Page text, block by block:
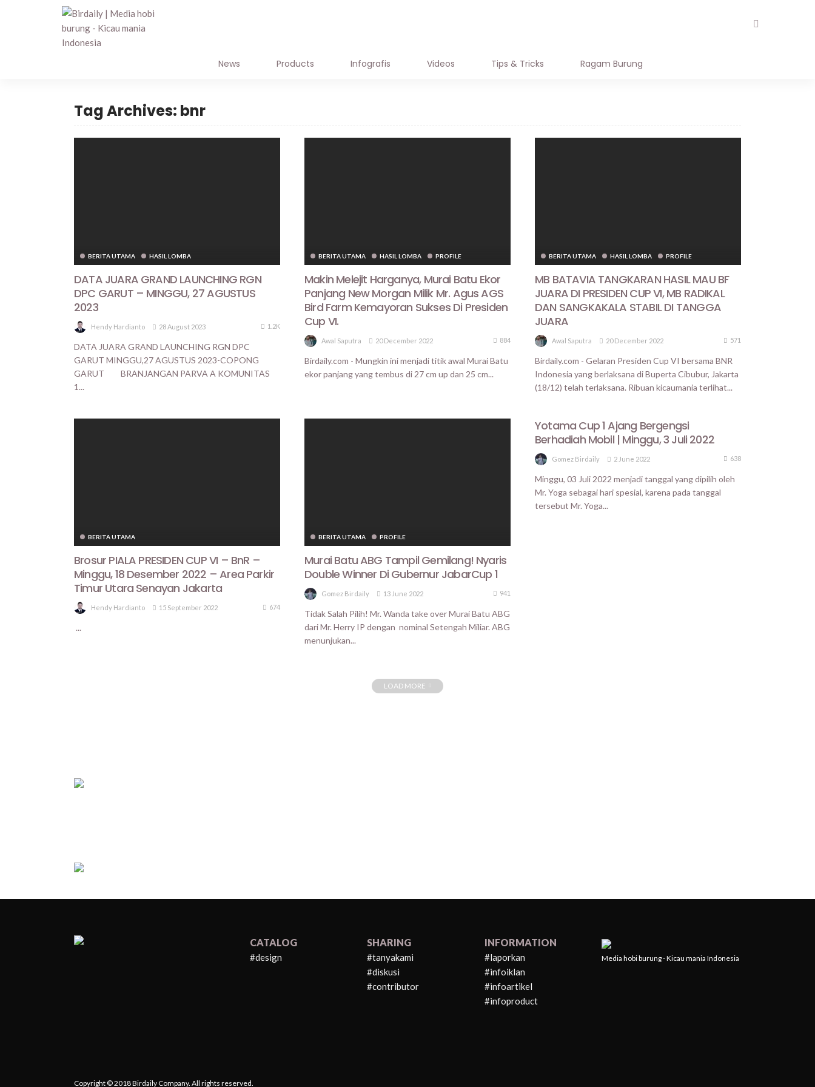
News Products Infografis Videos Tips & Tricks Ragam Burung
Tag Archives: bnr
BERITA UTAMA HASIL LOMBA
DATA JUARA GRAND LAUNCHING RGN
DPC GARUT – MINGGU, 27 AGUSTUS
2023
Hendy Hardianto 28 August 2023 1.2K
DATA JUARA GRAND LAUNCHING RGN DPC
GARUT MINGGU,27 AGUSTUS 2023-COPONG
GARUT BRANJANGAN PARVA A KOMUNITAS
1...
BERITA UTAMA HASIL LOMBA PROFILE
Makin Melejit Harganya, Murai Batu Ekor
Panjang New Morgan Milik Mr. Agus AGS
Bird Farm Kemayoran Sukses Di Presiden
Cup VI.
Awal Saputra 20 December 2022 884
Birdaily.com - Mungkin ini menjadi titik awal Murai Batu
ekor panjang yang tembus di 27 cm up dan 25 cm...
BERITA UTAMA HASIL LOMBA PROFILE
MB BATAVIA TANGKARAN HASIL MAU BF
JUARA DI PRESIDEN CUP VI, MB RADIKAL
DAN SANGKAKALA STABIL DI TANGGA
JUARA
Awal Saputra 20 December 2022 571
Birdaily.com - Gelaran Presiden Cup VI bersama BNR
Indonesia yang berlaksana di Buperta Cibubur, Jakarta
(18/12) telah terlaksana. Ribuan kicaumania terlihat...
BERITA UTAMA
Brosur PIALA PRESIDEN CUP VI – BnR –
Minggu, 18 Desember 2022 – Area Parkir
Timur Utara Senayan Jakarta
Hendy Hardianto 15 September 2022 674
...
BERITA UTAMA PROFILE
Murai Batu ABG Tampil Gemilang! Nyaris
Double Winner Di Gubernur JabarCup 1
Gomez Birdaily 13 June 2022 941
Tidak Salah Pilih! Mr. Wanda take over Murai Batu ABG
dari Mr. Herry IP dengan nominal Setengah Miliar. ABG
menunjukan...
Yotama Cup 1 Ajang Bergengsi
Berhadiah Mobil | Minggu, 3 Juli 2022
Gomez Birdaily 2 June 2022 638
Minggu, 03 Juli 2022 menjadi tanggal yang dipilih oleh
Mr. Yoga sebagai hari spesial, karena pada tanggal
tersebut Mr. Yoga...
LOAD MORE
CATALOG
#design
SHARING
#tanyakami
#diskusi
#contributor
INFORMATION
#laporkan
#infoiklan
#infoartikel
#infoproduct
Media hobi burung - Kicau mania Indonesia
Copyright © 2018 Birdaily Company. All rights reserved.